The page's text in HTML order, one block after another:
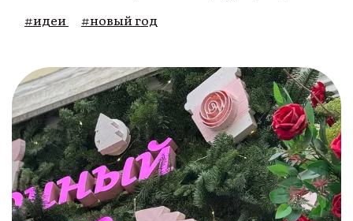
#идеи #новый год